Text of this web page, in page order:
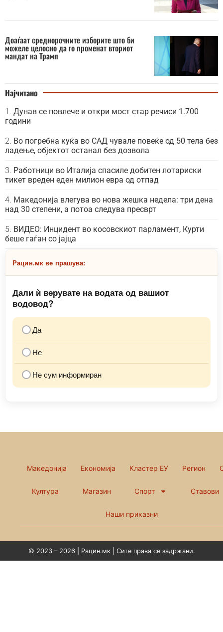
Доаѓаат среднорочните изборите што би
можеле целосно да го променат вториот
мандат на Трамп
Најчитано
Дунав се повлече и откри мост стар речиси 1.700
години
Во погребна куќа во САД чувале повеќе од 50 тела без
ладење, објектот останал без дозвола
Работници во Италија спасиле добитен лотариски
тикет вреден еден милион евра од отпад
Македонија влегува во нова жешка недела: три дена
над 30 степени, а потоа следува пресврт
ВИДЕО: Инцидент во косовскиот парламент, Курти
беше гаѓан со јајца
Рацин.мк ве прашува:
Дали ѝ верувате на водата од вашиот
водовод?
Да
Не
Не сум информиран
Македонија Економија Кластер ЕУ Регион
Култура Магазин Спорт Ставови
Наши приказни
© 2023 – 2026 | Рацин.мк | Сите права се задржани.